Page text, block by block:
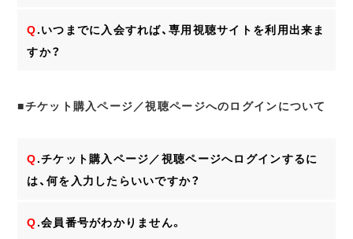
Q.いつまでに入会すれば、専用視聴サイトを利用出来ま
すか？
■チケット購入ページ／視聴ページへのログインについて
Q.チケット購入ページ／視聴ページへログインするに
は、何を入力したらいいですか？
Q.会員番号がわかりません。